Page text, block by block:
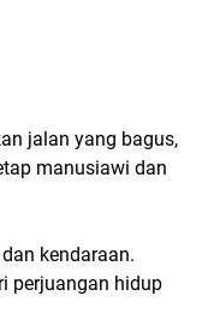
jalan yang bagus,
manusiawi dan
kendaraan.
perjuangan hidup